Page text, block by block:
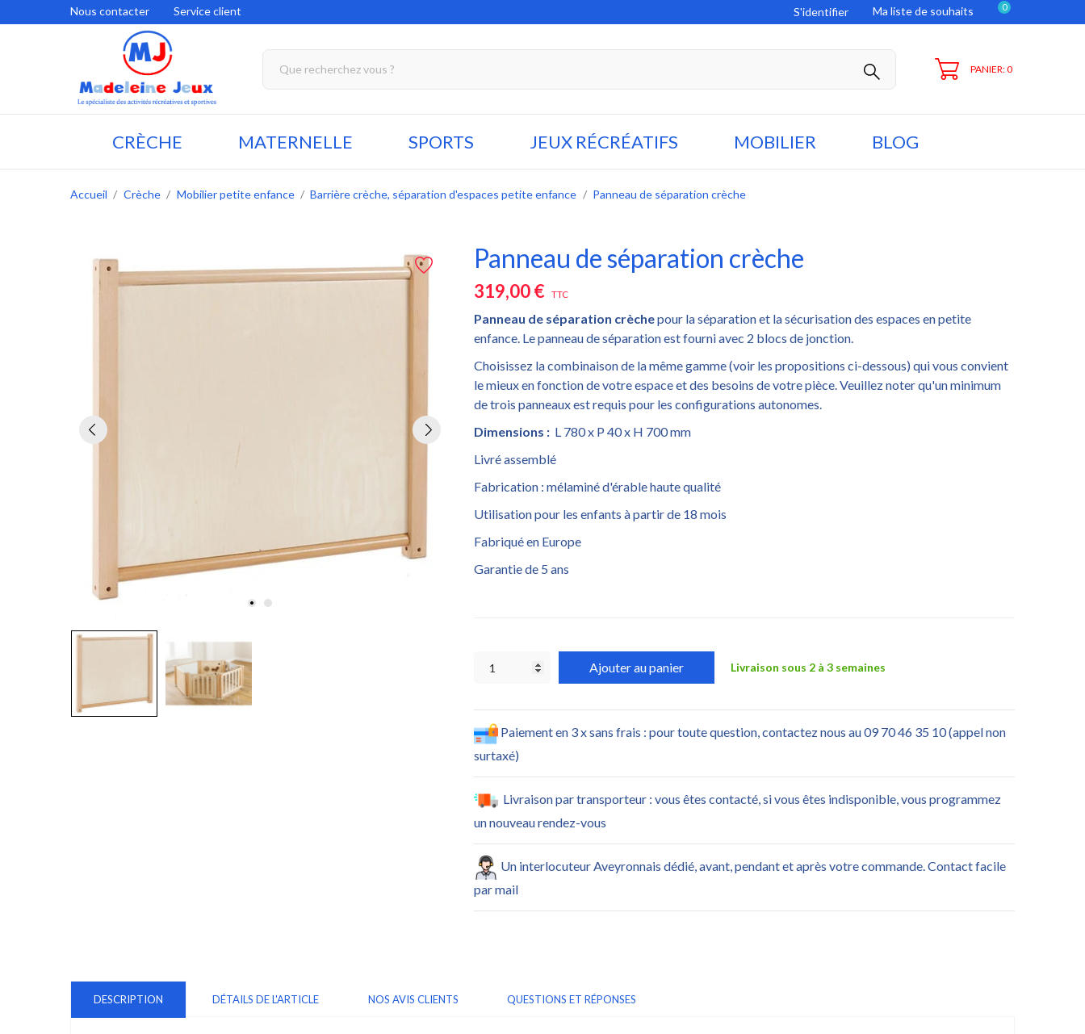
Nous contacter Service client S'identifier Ma liste de souhaits 0
PANIER: 0
CRÈCHE MATERNELLE SPORTS JEUX RÉCRÉATIFS MOBILIER BLOG
Accueil Crèche Mobilier petite enfance Barrière crèche, séparation d'espaces petite enfance Panneau de séparation crèche
Panneau de séparation crèche
319,00 € TTC
Panneau de séparation crèchepour la séparation et la sécurisation des espaces en petite
enfance. Le panneau de séparation est fourni avec 2 blocs de jonction.
Choisissez la combinaison de la même gamme (voir les propositions ci-dessous) qui vous convient
le mieux en fonction de votre espace et des besoins de votre pièce. Veuillez noter qu'un minimum
de trois panneaux est requis pour les configurations autonomes.
Dimensions : L 780 x P 40 x H 700 mm
Livré assemblé
Fabrication : mélaminé d'érable haute qualité
Utilisation pour les enfants à partir de 18 mois
Fabriqué en Europe
Garantie de 5 ans
Ajouter au panier Livraison sous 2 à 3 semaines
Paiement en 3 x sans frais : pour toute question, contactez nous au 09 70 46 35 10 (appel non
surtaxé)
Livraison par transporteur : vous êtes contacté, si vous êtes indisponible, vous programmez
un nouveau rendez-vous
Un interlocuteur Aveyronnais dédié, avant, pendant et après votre commande. Contact facile
par mail
DESCRIPTION DÉTAILS DE L'ARTICLE NOS AVIS CLIENTS QUESTIONS ET RÉPONSES